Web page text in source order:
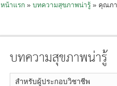
หน้าแรก» บทความสุขภาพน่ารู้» คุณภา
บทความสุขภาพน่ารู้
สำหรับผู้ประกอบวิชาชีพ